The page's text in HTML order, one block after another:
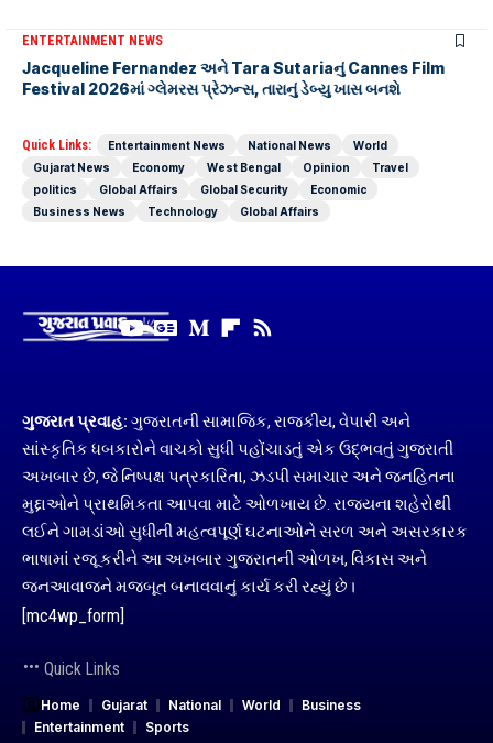
ENTERTAINMENT NEWS
Jacqueline Fernandez અને Tara Sutariaનું Cannes Film
Festival 2026માં ગ્લેમરસ પ્રેઝન્સ, તારાનું ડેબ્યુ ખાસ બનશે
Quick Links: Entertainment News National News
World
Gujarat News
Economy West Bengal Opinion
Travel
politics
Global Affairs Global Security
Economic
Business News
Technology Global Affairs
ગુજરાત પ્રવાહ: ગુજરાતની સામાજિક, રાજકીય, વેપારી અને
સાંસ્કૃતિક ધબકારોને વાચકો સુધી પહોંચાડતું એક ઉદ્ભવતું ગુજરાતી
અખબાર છે, જે નિષ્પક્ષ પત્રકારિતા, ઝડપી સમાચાર અને જનહિતના
મુદ્દાઓને પ્રાથમિકતા આપવા માટે ઓળખાય છે. રાજ્યના શહેરોથી
લઈને ગામડાંઓ સુધીની મહત્વપૂર્ણ ઘટનાઓને સરળ અને અસરકારક
ભાષામાં રજૂ કરીને આ અખબાર ગુજરાતની ઓળખ, વિકાસ અને
જનઆવાજને મજબૂત બનાવવાનું કાર્ય કરી રહ્યું છે।
[mc4wp_form]
Quick Links
Home Gujarat National World
Business
Entertainment
Sports